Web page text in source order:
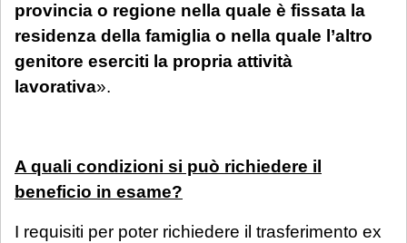
provincia o regione nella quale è fissata la
residenza della famiglia o nella quale l’altro
genitore eserciti la propria attività
lavorativa».
A quali condizioni si può richiedere il
beneficio in esame?
I requisiti per poter richiedere il trasferimento ex